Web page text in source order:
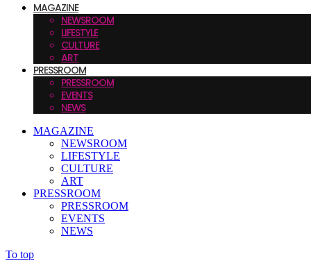
MAGAZINE
NEWSROOM
LIFESTYLE
CULTURE
ART
PRESSROOM
PRESSROOM
EVENTS
NEWS
MAGAZINE
NEWSROOM
LIFESTYLE
CULTURE
ART
PRESSROOM
PRESSROOM
EVENTS
NEWS
To top